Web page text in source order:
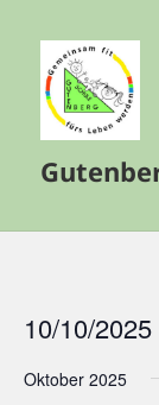
10/10/2025
wählen.
Oktober 2025